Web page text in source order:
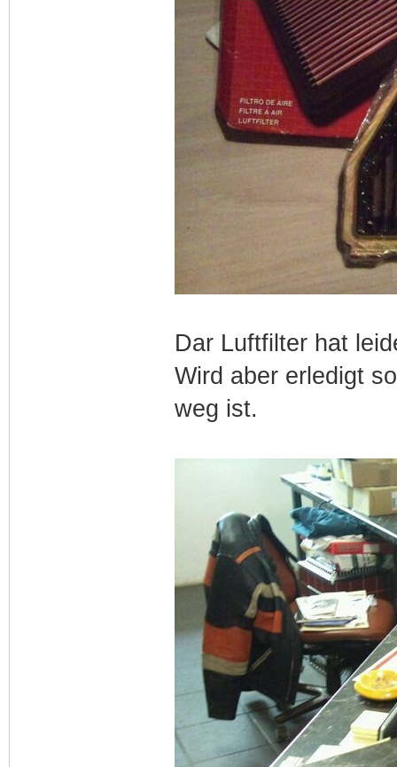
Dar Luftfilter hat
Wird aber erledigt
weg ist.